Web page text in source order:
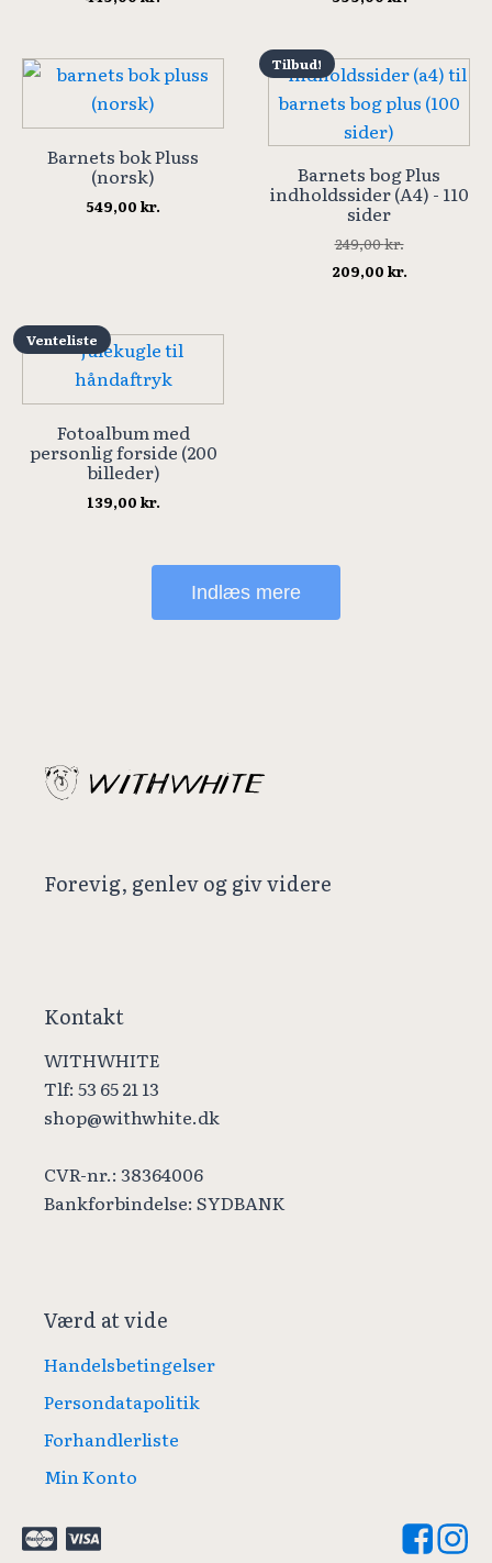
Barnets bok Pluss
(norsk)
549,00 kr.
Tilbud!
Barnets bog Plus
indholdssider (A4) - 110
sider
249,00kr.
Den
209,00 kr.
Venteliste
Fotoalbum med
personlig forside (200
billeder)
139,00 kr.
Indlæs mere
Forevig, genlev og giv videre
Kontakt
WITHWHITE
Tlf: 53 65 21 13
shop@withwhite.dk
CVR-nr.: 38364006
Bankforbindelse: SYDBANK
Værd at vide
Handelsbetingelser
Persondatapolitik
Forhandlerliste
Min Konto